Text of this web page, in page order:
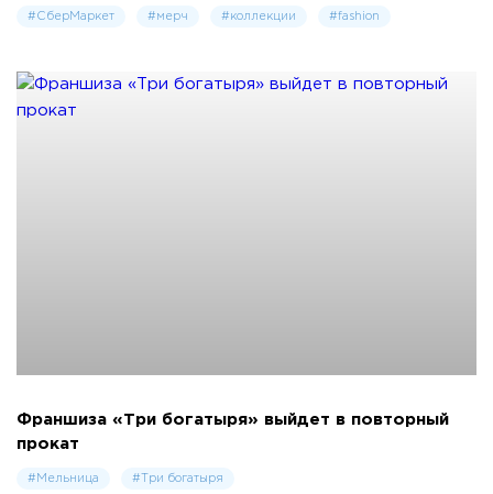
#СберМаркет #мерч #коллекции #fashion
Франшиза «Три богатыря» выйдет в повторный
прокат
#Мельница #Три богатыря